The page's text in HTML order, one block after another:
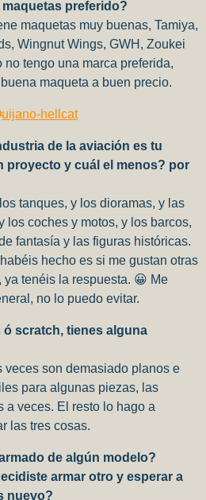
preferido?
maquetas muy buenas, Tamiya,
Wingnut Wings, GWH, Zoukei
no tengo una marca preferida,
maqueta a buen precio.
de la aviación es tu
proyecto y cuál el menos? por
tanques, y los dioramas, y las
los coches y motos, y los barcos,
fantasía y las figuras históricas.
hecho es si me gustan otras
tenéis la respuesta. 😀 Me
no lo puedo evitar.
scratch, tienes alguna
veces son demasiado planos e
para algunas piezas, las
a veces. El resto lo hago a
las tres cosas.
de algún modelo?
armar otro y esperar a
nuevo?